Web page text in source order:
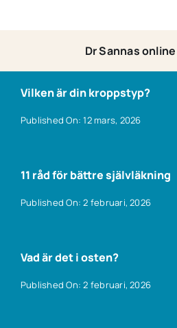
Dr Sannas
Vilken är din kroppstyp?
Published On: 12 mars, 2026
11 råd för bättre självläkning
Published On: 2 februari, 2026
Vad är det i osten?
Published On: 2 februari, 2026